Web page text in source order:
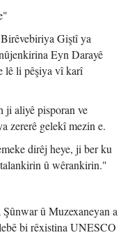
Giştî ya
Eyn Darayê
lê li pêşiya vî karî
ji aliyê pisporan ve
zererê gelekî mezin e.
dirêj heye, ji ber ku
û wêrankirin."
û Muzexaneyan a
bi rêxistina UNESCO